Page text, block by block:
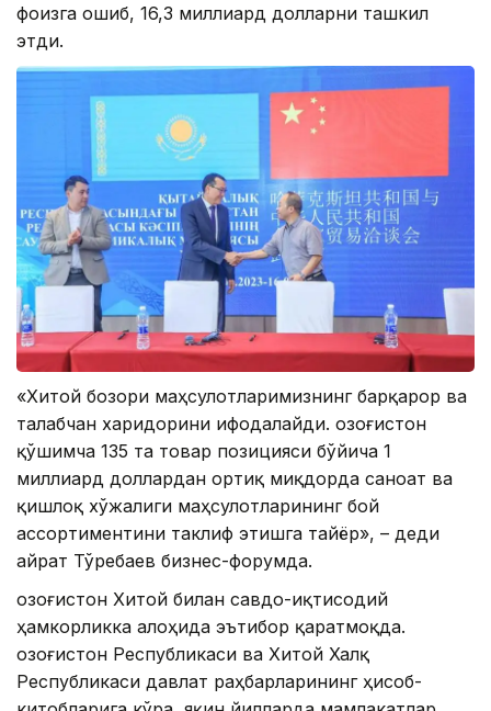
фоизга ошиб, 16,3 миллиард долларни ташкил
этди.
«Хитой бозори маҳсулотларимизнинг барқарор ва
талабчан харидорини ифодалайди. Қозоғистон
қўшимча 135 та товар позицияси бўйича 1
миллиард доллардан ортиқ миқдорда саноат ва
қишлоқ хўжалиги маҳсулотларининг бой
ассортиментини таклиф этишга тайёр», – деди
Қайрат Тўребаев бизнес-форумда.
Қозоғистон Хитой билан савдо-иқтисодий
ҳамкорликка алоҳида эътибор қаратмоқда.
Қозоғистон Республикаси ва Хитой Халқ
Республикаси давлат раҳбарларининг ҳисоб-